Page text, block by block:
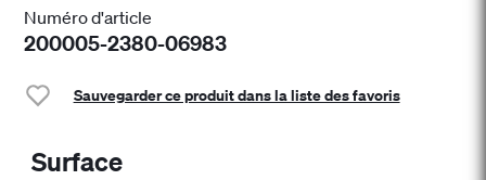
Numéro d'article
200005-2380-06983
Sauvegarder ce produit dans la liste des favoris
Surface